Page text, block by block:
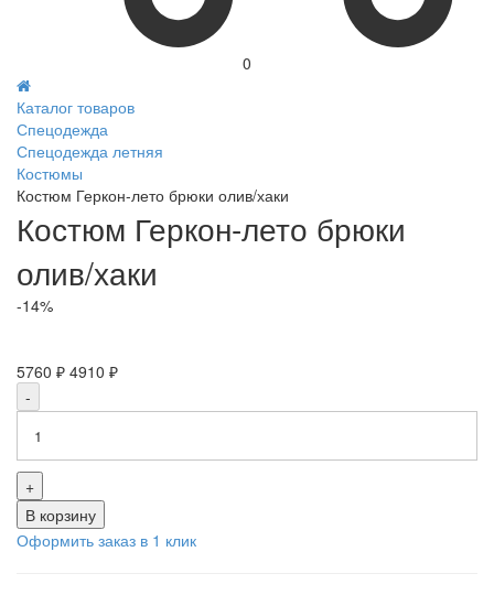
0
Каталог товаров
Спецодежда
Спецодежда летняя
Костюмы
Костюм Геркон-лето брюки олив/хаки
Костюм Геркон-лето брюки
олив/хаки
-14%
5760 ₽ 4910 ₽
-
+
В корзину
Оформить заказ в 1 клик